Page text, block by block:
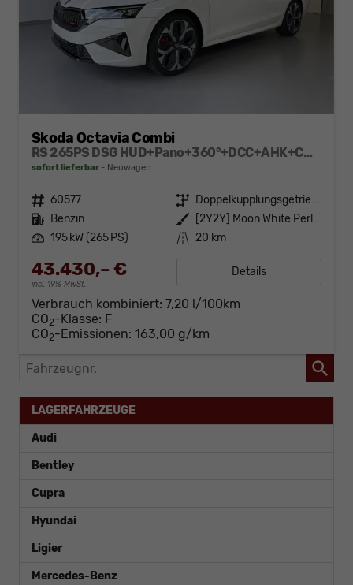
Skoda Octavia Combi
RS 265PS DSG HUD+Pano+360°+DCC+AHK+CANTON+Matrix+Alu19+eHeck+GV4
sofort lieferbar Neuwagen
Fahrzeugnr. 60577 Getriebe
Doppelkupplungsgetriebe (DSG)
Kraftstoff Benzin Außenfarbe
[2Y2Y] Moon White Perleffekt
Leistung 195 kW (265 PS) Kilometerstand 20 km
43.430,– €
incl. 19% MwSt.
Details
Verbrauch kombiniert: 7,20 l/100km
CO2-Klasse: F
CO2-Emissionen: 163,00 g/km
Fahrzeugnr.
LAGERFAHRZEUGE
Audi
Bentley
Cupra
Hyundai
Ligier
Mercedes-Benz